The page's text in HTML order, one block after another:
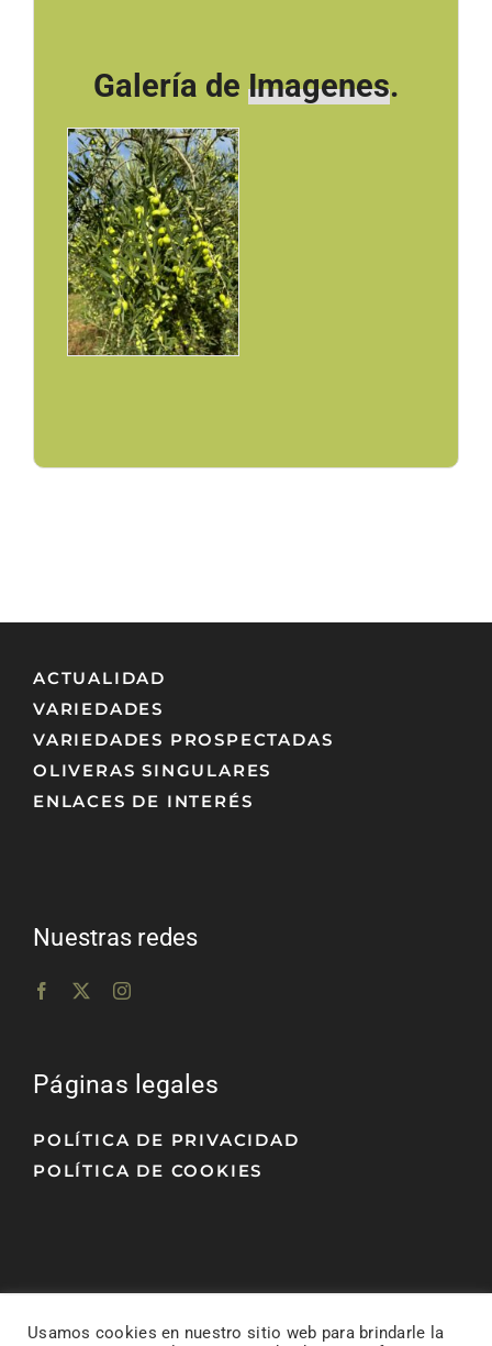
Galería de Imagenes.
ACTUALIDAD
VARIEDADES
VARIEDADES PROSPECTADAS
OLIVERAS SINGULARES
ENLACES DE INTERÉS
Nuestras redes
Páginas legales
POLÍTICA DE PRIVACIDAD
POLÍTICA DE COOKIES
Usamos cookies en nuestro sitio web para brindarle la